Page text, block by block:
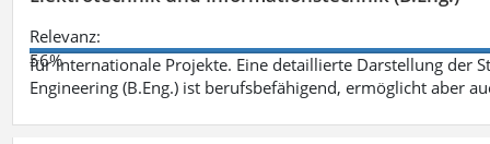
Relevanz:
56%
für internationale Projekte. Eine detaillierte Darstellung der
Engineering (B.Eng.) ist berufsbefähigend, ermöglicht aber